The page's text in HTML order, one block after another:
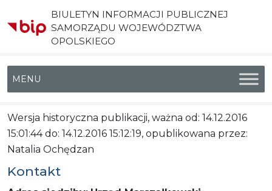
BIULETYN INFORMACJI PUBLICZNEJ
SAMORZĄDU WOJEWÓDZTWA
OPOLSKIEGO
Menu główne
Wersja historyczna publikacji, ważna od: 14.12.2016
15:01:44 do: 14.12.2016 15:12:19, opublikowana przez:
Natalia Ochędzan
Kontakt